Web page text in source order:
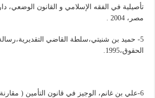
تأصيلية في الفقه الإسلامي و القانون الوضعي،
مصر، 2004 .
5- حميد بن شنيتي،سلطة القاضي
الحقوق،1995.
6-علي بن غانم، الوجيز في قانون التأمين (